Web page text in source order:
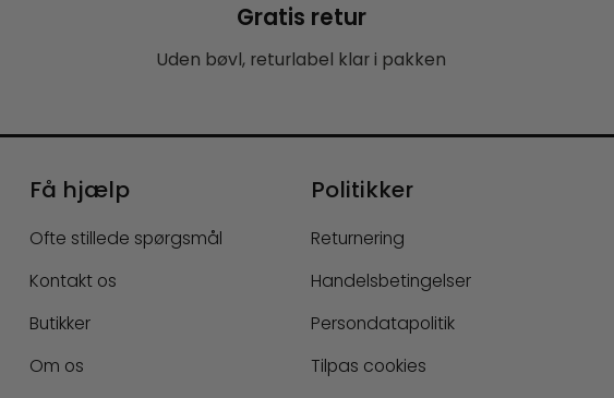
Gratis retur
Uden bøvl, returlabel klar i pakken
Få hjælp
Ofte stillede spørgsmål
Kontakt os
Butikker
Om os
Politikker
Returnering
Handelsbetingelser
Persondatapolitik
Tilpas cookies